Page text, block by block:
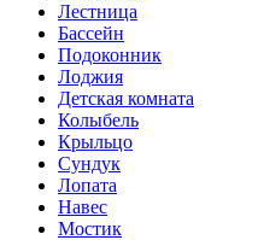
Лестница
Бассейн
Подоконник
Лоджия
Детская комната
Колыбель
Крыльцо
Сундук
Лопата
Навес
Мостик